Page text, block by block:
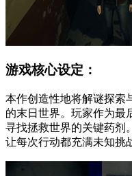
游戏核心设定：
本作创造性地将解谜探索
的末日世界。玩家作为最
寻找拯救世界的关键药剂
让每次行动都充满未知挑